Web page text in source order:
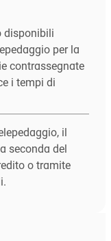
disponibili
per la
contrassegnate
i tempi di
il
seconda del
o tramite